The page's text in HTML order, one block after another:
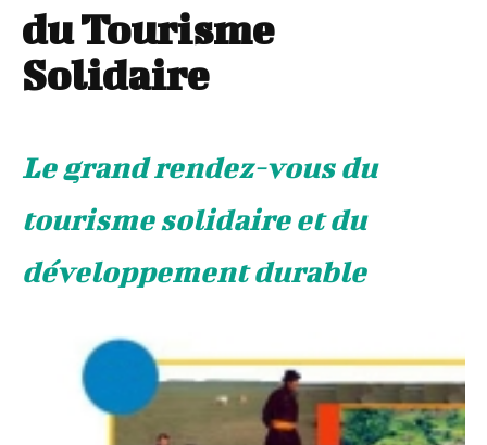
du Tourisme
Solidaire
Le grand rendez-vous du
tourisme solidaire et du
développement durable